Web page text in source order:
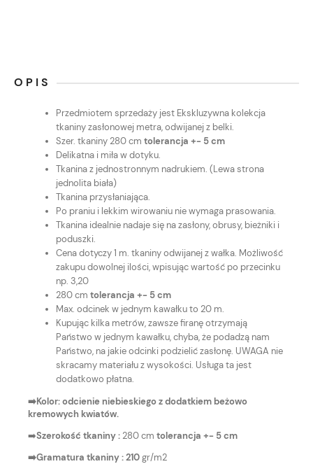
OPIS
Przedmiotem sprzedaży jest Ekskluzywna kolekcja
tkaniny zasłonowej metra, odwijanej z belki.
Szer. tkaniny 280 cm tolerancja +- 5 cm
Delikatna i miła w dotyku.
Tkanina z jednostronnym nadrukiem. (Lewa strona
jednolita biała)
Tkanina przysłaniająca.
Po praniu i lekkim wirowaniu nie wymaga prasowania.
Tkanina idealnie nadaje się na zasłony, obrusy, bieżniki i
poduszki.
Cena dotyczy 1 m. tkaniny odwijanej z wałka. Możliwość
zakupu dowolnej ilości, wpisując wartość po przecinku
np. 3,20
280 cm tolerancja +- 5 cm
Max. odcinek w jednym kawałku to 20 m.
Kupując kilka metrów, zawsze firanę otrzymają
Państwo w jednym kawałku, chyba, że podadzą nam
Państwo, na jakie odcinki podzielić zasłonę. UWAGA nie
skracamy materiału z wysokości. Usługa ta jest
dodatkowo płatna.
➡️Kolor: odcienie niebieskiego z dodatkiem beżowo
kremowych kwiatów.
➡️Szerokość tkaniny :280 cm tolerancja +- 5 cm
➡️Gramatura tkaniny : 210gr/m2